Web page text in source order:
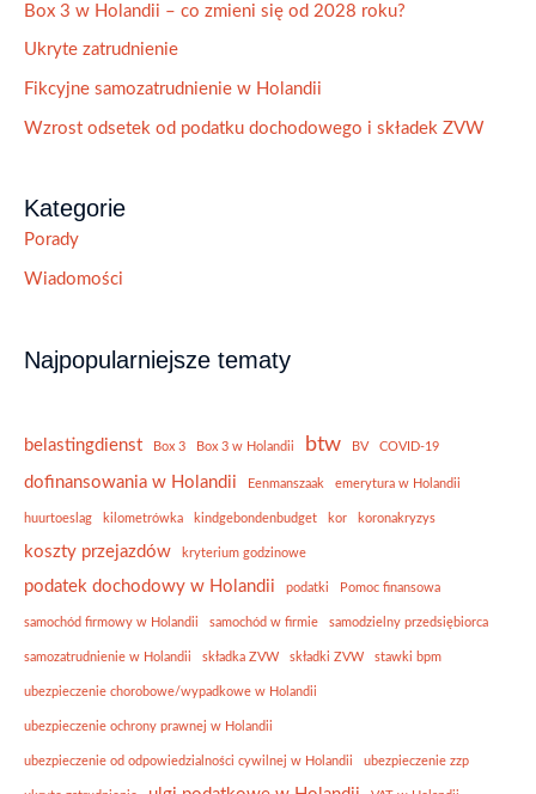
Box 3 w Holandii – co zmieni się od 2028 roku?
Ukryte zatrudnienie
Fikcyjne samozatrudnienie w Holandii
Wzrost odsetek od podatku dochodowego i składek ZVW
Kategorie
Porady
Wiadomości
Najpopularniejsze tematy
belastingdienst Box 3 Box 3 w Holandii btw BV COVID-19
dofinansowania w Holandii Eenmanszaak emerytura w Holandii
huurtoeslag kilometrówka kindgebondenbudget kor koronakryzys
koszty przejazdów kryterium godzinowe
podatek dochodowy w Holandii podatki Pomoc finansowa
samochód firmowy w Holandii samochód w firmie samodzielny przedsiębiorca
samozatrudnienie w Holandii składka ZVW składki ZVW stawki bpm
ubezpieczenie chorobowe/wypadkowe w Holandii
ubezpieczenie ochrony prawnej w Holandii
ubezpieczenie od odpowiedzialności cywilnej w Holandii ubezpieczenie zzp